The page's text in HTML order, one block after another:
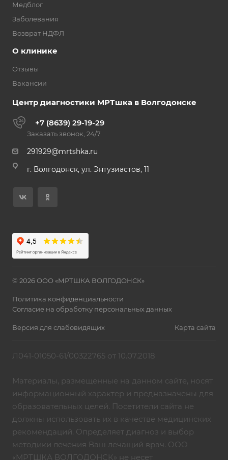
Медблог
Заболевания
Возврат НДФЛ
О клинике
Отзывы
Вакансии
Центр диагностики МРТшка в Волгодонске
+7 (8639) 29-19-29
Заказать звонок, 24/7
291929@mrtshka.ru
г. Волгодонск, ул. Энтузиастов, 11
© 2026 ООО «МРТШКА ВОЛГОДОНСК»
Политика конфиденциальности
Согласие на обработку персональных данных
Версия для слабовидящих Карта сайта
Л041-01050-61/00322765 от 10.07.2018
Материалы, размещенные на данном сайте, носят
информационный характер и предназначены для
образовательных целей. Посетители сайта не
должны использовать их в качестве медицинских
рекомендаций. Определяет диагноз и выбор
методики лечения Ваш лечащий врач. ООО
«МРТШКА ВОЛГОДОНСК» не несет